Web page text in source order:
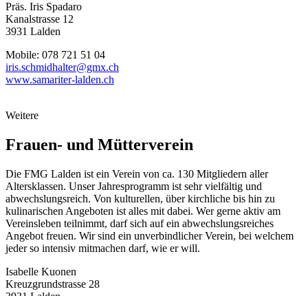
Präs. Iris Spadaro
Kanalstrasse 12
3931 Lalden
Mobile: 078 721 51 04
iris.schmidhalter@gmx.ch
www.samariter-lalden.ch
Weitere
Frauen- und Mütterverein
Die FMG Lalden ist ein Verein von ca. 130 Mitgliedern aller
Altersklassen. Unser Jahresprogramm ist sehr vielfältig und
abwechslungsreich. Von kulturellen, über kirchliche bis hin zu
kulinarischen Angeboten ist alles mit dabei. Wer gerne aktiv am
Vereinsleben teilnimmt, darf sich auf ein abwechslungsreiches
Angebot freuen. Wir sind ein unverbindlicher Verein, bei welchem
jeder so intensiv mitmachen darf, wie er will.
Isabelle Kuonen
Kreuzgrundstrasse 28